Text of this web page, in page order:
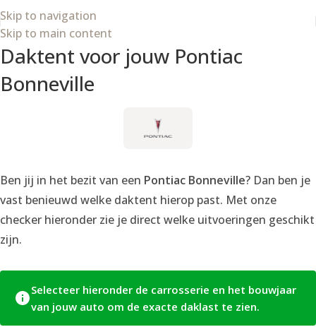
Skip to navigation
Skip to main content
Wij zijn van 8 t/m 21 augustus op vakantie.
Daktent voor jouw Pontiac
Bonneville
Ben jij in het bezit van een Pontiac Bonneville? Dan ben je
vast benieuwd welke daktent hierop past. Met onze
checker hieronder zie je direct welke uitvoeringen geschikt
zijn.
Selecteer hieronder de carrosserie en het bouwjaar
van jouw auto om de exacte daklast te zien.